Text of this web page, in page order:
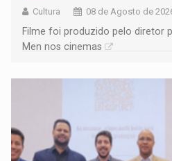
Cultura 08 de Agosto de
Filme foi produzido pelo diretor
Men nos cinemas